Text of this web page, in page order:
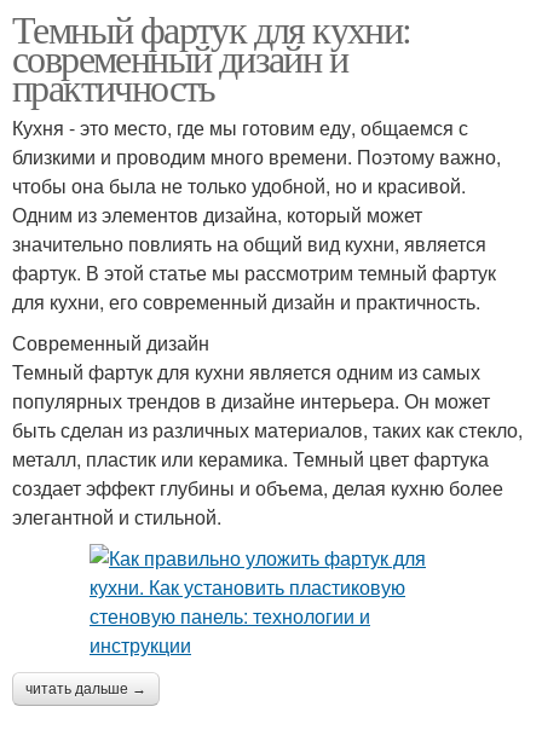
Темный фартук для кухни:
современный дизайн и
практичность
Кухня - это место, где мы готовим еду, общаемся с
близкими и проводим много времени. Поэтому важно,
чтобы она была не только удобной, но и красивой.
Одним из элементов дизайна, который может
значительно повлиять на общий вид кухни, является
фартук. В этой статье мы рассмотрим темный фартук
для кухни, его современный дизайн и практичность.
Современный дизайн
Темный фартук для кухни является одним из самых
популярных трендов в дизайне интерьера. Он может
быть сделан из различных материалов, таких как стекло,
металл, пластик или керамика. Темный цвет фартука
создает эффект глубины и объема, делая кухню более
элегантной и стильной.
читать дальше →